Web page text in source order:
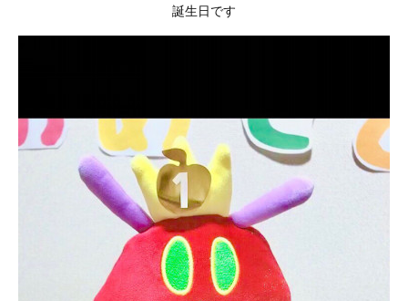
誕生日です